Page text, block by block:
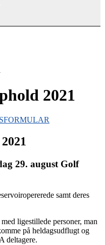
2021
29. august Golf
samt deres
ligestillede personer, man
på heldagsudflugt og
deltagere.